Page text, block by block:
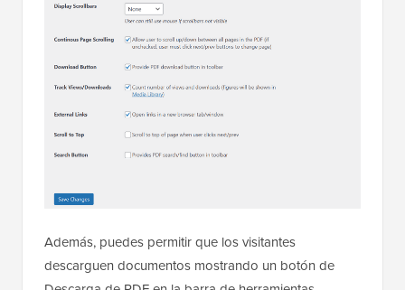
Además, puedes permitir que los visitantes
descarguen documentos mostrando un botón de